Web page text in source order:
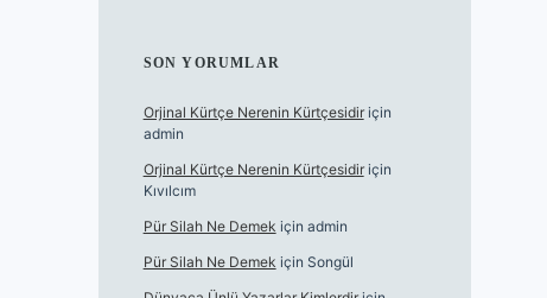
SON YORUMLAR
Orjinal Kürtçe Nerenin Kürtçesidiriçin
admin
Orjinal Kürtçe Nerenin Kürtçesidiriçin
Kıvılcım
Pür Silah Ne Demek için admin
Pür Silah Ne Demek için Songül